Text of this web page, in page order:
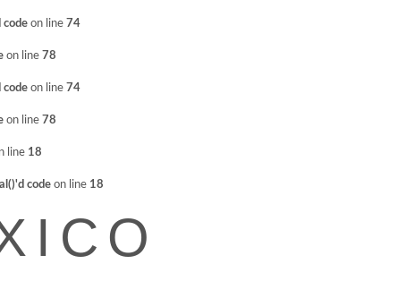
code on line 74
on line 78
code on line 74
on line 78
line 18
code on line 18